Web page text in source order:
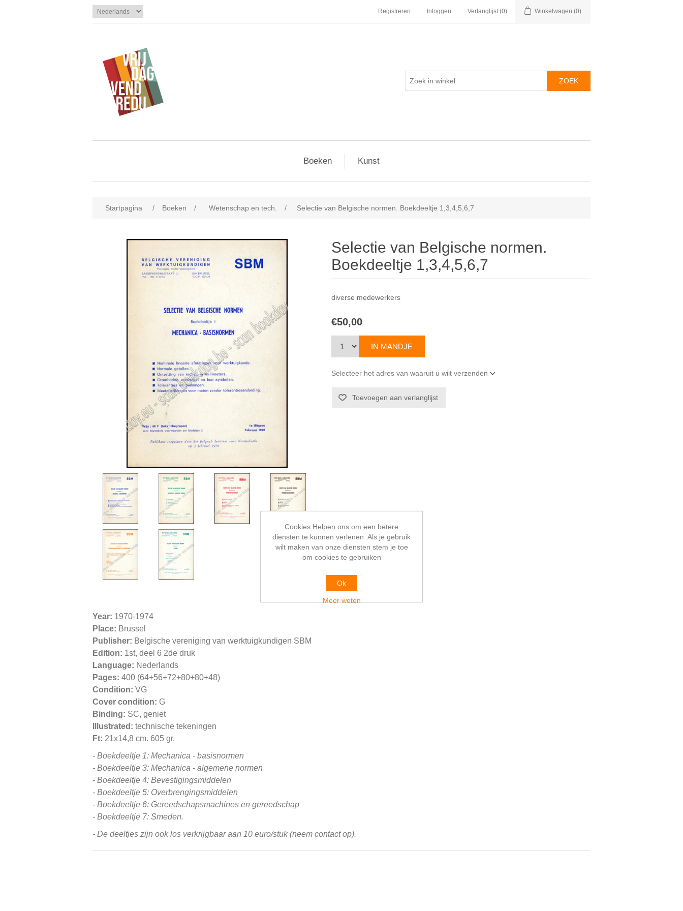
Registreren Inloggen Verlanglijst (0) Winkelwagen (0)
Boeken Kunst
Startpagina / Boeken / Wetenschap en tech. / Selectie van Belgische normen. Boekdeeltje 1,3,4,5,6,7
Selectie van Belgische normen.
Boekdeeltje 1,3,4,5,6,7
diverse medewerkers
€50,00
Selecteer het adres van waaruit u wilt verzenden
Year: 1970-1974
Place: Brussel
Publisher: Belgische vereniging van werktuigkundigen SBM
Edition: 1st, deel 6 2de druk
Language: Nederlands
Pages: 400 (64+56+72+80+80+48)
Condition: VG
Cover condition: G
Binding: SC, geniet
Illustrated: technische tekeningen
Ft: 21x14,8 cm. 605 gr.
- Boekdeeltje 1: Mechanica - basisnormen
- Boekdeeltje 3: Mechanica - algemene normen
- Boekdeeltje 4: Bevestigingsmiddelen
- Boekdeeltje 5: Overbrengingsmiddelen
- Boekdeeltje 6: Gereedschapsmachines en gereedschap
- Boekdeeltje 7: Smeden.
- De deeltjes zijn ook los verkrijgbaar aan 10 euro/stuk (neem contact op).
Cookies Helpen ons om een betere
diensten te kunnen verlenen. Als je gebruik
wilt maken van onze diensten stem je toe
om cookies te gebruiken
Ok
Meer weten